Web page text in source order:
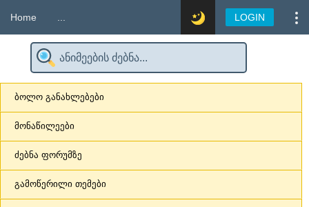
Home LOGIN
ბოლო განახლებები
მონაწილეები
ძებნა ფორუმზე
გამოწერილი თემები